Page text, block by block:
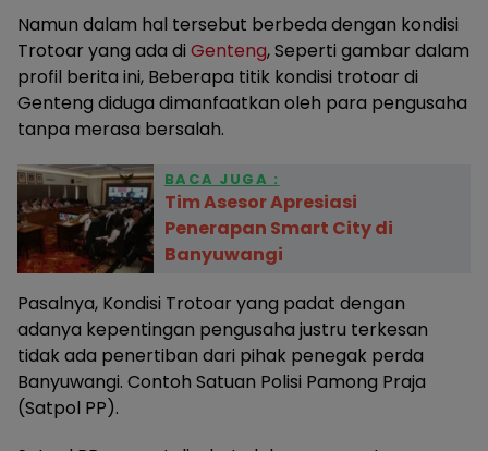
Namun dalam hal tersebut berbeda dengan kondisi
Trotoar yang ada di Genteng, Seperti gambar dalam
profil berita ini, Beberapa titik kondisi trotoar di
Genteng diduga dimanfaatkan oleh para pengusaha
tanpa merasa bersalah.
BACA JUGA :
Tim Asesor Apresiasi
Penerapan Smart City di
Banyuwangi
Pasalnya, Kondisi Trotoar yang padat dengan
adanya kepentingan pengusaha justru terkesan
tidak ada penertiban dari pihak penegak perda
Banyuwangi. Contoh Satuan Polisi Pamong Praja
(Satpol PP).